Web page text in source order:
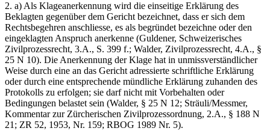
2. a) Als Klageanerkennung wird die einseitige Erklärung des
Beklagten gegenüber dem Gericht bezeichnet, dass er sich dem
Rechtsbegehren anschliesse, es als begründet bezeichne oder den
eingeklagten Anspruch anerkenne (Guldener, Schweizerisches
Zivilprozessrecht, 3.A., S. 399 f.; Walder, Zivilprozessrecht, 4.A., §
25 N 10). Die Anerkennung der Klage hat in unmissverständlicher
Weise durch eine an das Gericht adressierte schriftliche Erklärung
oder durch eine entsprechende mündliche Erklärung zuhanden des
Protokolls zu erfolgen; sie darf nicht mit Vorbehalten oder
Bedingungen belastet sein (Walder, § 25 N 12; Sträuli/Messmer,
Kommentar zur Zürcherischen Zivilprozessordnung, 2.A., § 188 N
21; ZR 52, 1953, Nr. 159; RBOG 1989 Nr. 5).